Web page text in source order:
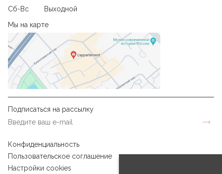
Сб-Вс
Выходной
Мы на карте
Подписаться на рассылку
Конфиденциальность
Пользовательское соглашение
Настройки cookies